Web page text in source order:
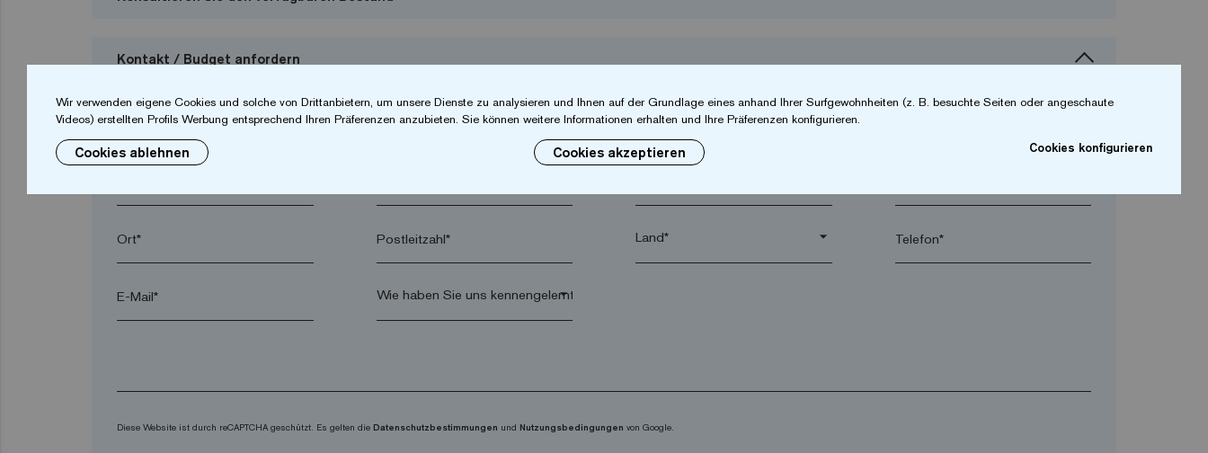
Kontakt / Budget anfordern
Ich möchte ein Budget anfordern
Ort* Postleitzahl* arrow_drop_down Telefon*
E-Mail* arrow_drop_down
Diese Website ist durch reCAPTCHA geschützt. Es gelten die Datenschutzbestimmungen und Nutzungsbedingungen von Google.
Wir verwenden eigene Cookies und solche von Drittanbietern, um unsere Dienste zu analysieren und Ihnen auf der Grundlage eines anhand Ihrer Surfgewohnheiten (z. B. besuchte Seiten oder angeschaute
Videos) erstellten Profils Werbung entsprechend Ihren Präferenzen anzubieten. Sie können weitere Informationen erhalten und Ihre Präferenzen konfigurieren.
Cookies ablehnen Cookies akzeptieren Cookies konfigurieren